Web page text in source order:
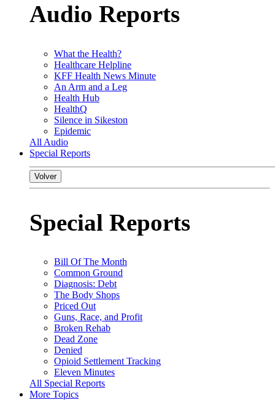
Audio Reports
What the Health?
Healthcare Helpline
KFF Health News Minute
An Arm and a Leg
Health Hub
HealthQ
Silence in Sikeston
Epidemic
All Audio
Special Reports
Volver
Special Reports
Bill Of The Month
Common Ground
Diagnosis: Debt
The Body Shops
Priced Out
Guns, Race, and Profit
Broken Rehab
Dead Zone
Denied
Opioid Settlement Tracking
Eleven Minutes
All Special Reports
More Topics